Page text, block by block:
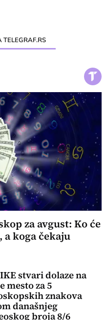
za avgust: Ko će
a koga čekaju
stvari dolaze na
mesto za 5
znakova
današnjeg
broja 8/6